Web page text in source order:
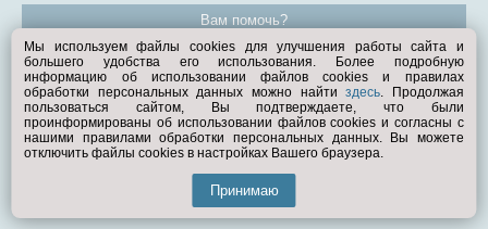
Вам помочь?
© Exist.ru 1998—2026
Мы используем файлы cookies для улучшения работы сайта и
большего удобства его использования. Более подробную
информацию об использовании файлов cookies и правилах
обработки персональных данных можно найтиздесь. Продолжая
пользоваться сайтом, Вы подтверждаете, что были
проинформированы об использовании файлов cookies и согласны с
нашими правилами обработки персональных данных. Вы можете
отключить файлы cookies в настройках Вашего браузера.
Принимаю